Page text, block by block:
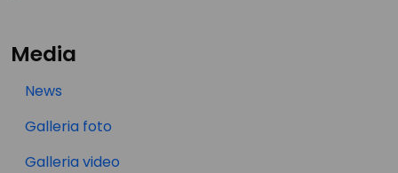
Media
News
Galleria foto
Galleria video